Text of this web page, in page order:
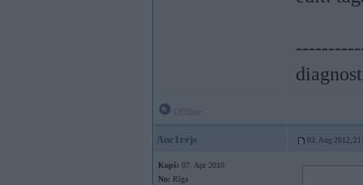
Anc1rejs 03. Aug 2012,
Kopš: 07. Apr 2010
No: Rīga